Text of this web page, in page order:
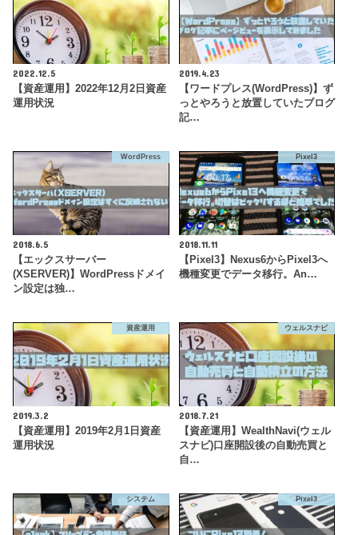
2022.12.5
【資産運用】2022年12月2日資産
運用状況
2019.4.23
【ワードプレス(WordPress)】ず
っとやろうと放置していたブログ
記…
WordPress
2018.6.5
【エックスサーバー
(XSERVER)】WordPressドメイ
ン設定は独…
Pixel3
2018.11.11
【Pixel3】Nexus6からPixel3へ
機種変更でデータ移行。An…
資産運用
2019.3.2
【資産運用】2019年2月1日資産
運用状況
ウェルスナビ
2018.7.21
【資産運用】WealthNavi(ウェル
スナビ)口座開設後の自動売買と
自…
システム Pixel3